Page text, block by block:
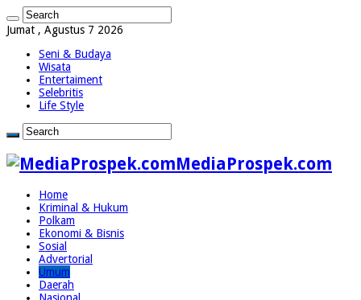
Jumat , Agustus 7 2026
Seni & Budaya
Wisata
Entertaiment
Selebritis
Life Style
MediaProspek.com
Home
Kriminal & Hukum
Polkam
Ekonomi & Bisnis
Sosial
Advertorial
Umum
Daerah